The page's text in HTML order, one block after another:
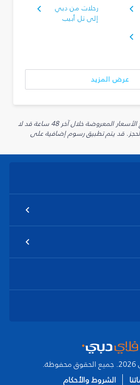
رحلات من دبي
إلى تل أبيب
عرض المزيد
* تم الحصول على جميع الأسعار المعروضة خلال آخر 48 ساعة قد لا
قد يتم تطبيق رسوم إضافية على
الشروط والأحكام